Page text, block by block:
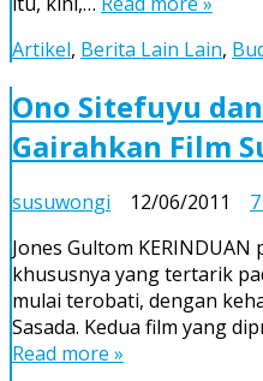
Artikel, Berita Lain Lain,
Ono Sitefuyu
Gairahkan Film
susuwongi 12/06/2011
Jones Gultom
khususnya yang tertarik
mulai terobati, dengan
Sasada. Kedua film yang
Read more »